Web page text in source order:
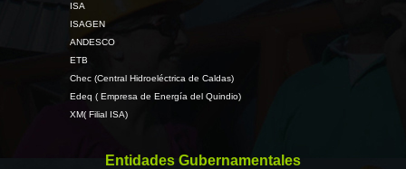
ISA
ISAGEN
ANDESCO
ETB
Chec (Central Hidroeléctrica de Caldas)
Edeq ( Empresa de Energía del Quindio)
XM( Filial ISA)
Entidades Gubernamentales